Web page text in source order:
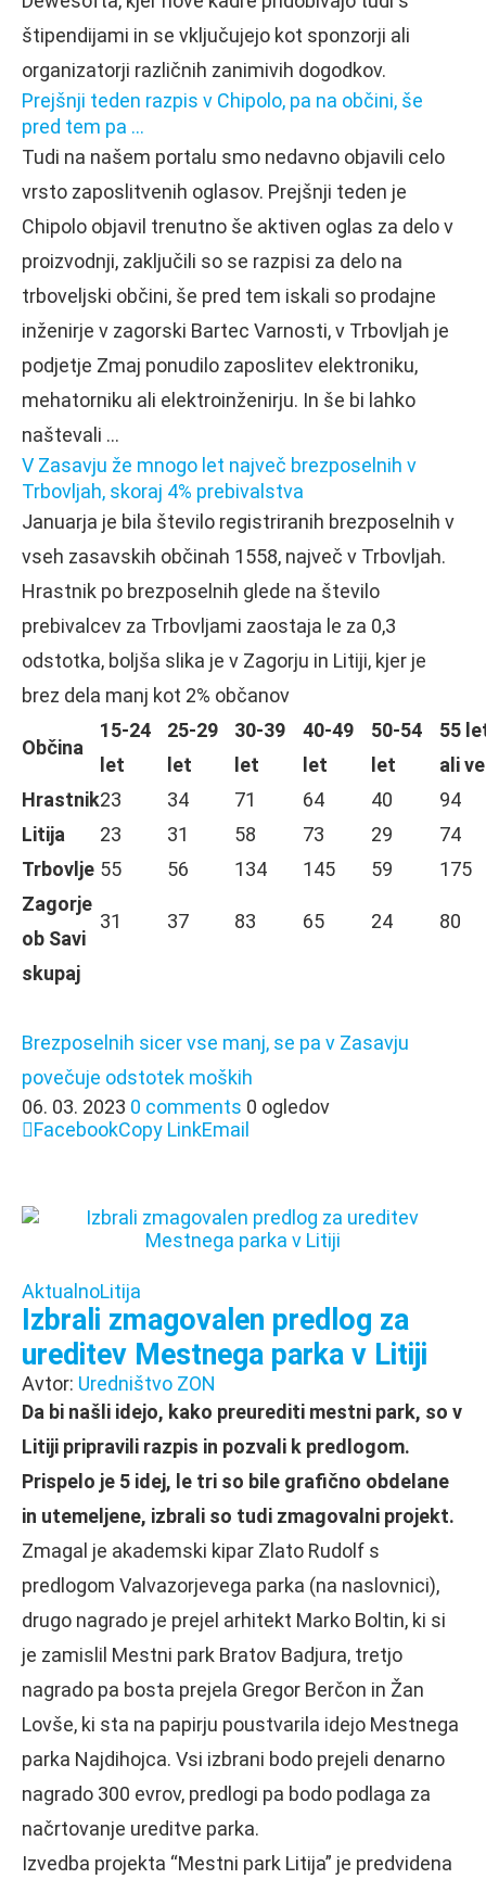
štipendijami in se vključujejo kot sponzorji ali
organizatorji različnih zanimivih dogodkov.
Prejšnji teden razpis v Chipolo, pa na občini, še
pred tem pa …
Tudi na našem portalu smo nedavno objavili celo
vrsto zaposlitvenih oglasov. Prejšnji teden je
Chipolo objavil trenutno še aktiven oglas za delo v
proizvodnji, zaključili so se razpisi za delo na
trboveljski občini, še pred tem iskali so prodajne
inženirje v zagorski Bartec Varnosti, v Trbovljah je
podjetje Zmaj ponudilo zaposlitev elektroniku,
mehatorniku ali elektroinženirju. In še bi lahko
naštevali …
V Zasavju že mnogo let največ brezposelnih v
Trbovljah, skoraj 4% prebivalstva
Januarja je bila število registriranih brezposelnih v
vseh zasavskih občinah 1558, največ v Trbovljah.
Hrastnik po brezposelnih glede na število
prebivalcev za Trbovljami zaostaja le za 0,3
odstotka, boljša slika je v Zagorju in Litiji, kjer je
brez dela manj kot 2% občanov
Občina
15-24
let
25-29
let
30-39
let
40-49
let
50-54
let
55
ali
Hrastnik23 34 71 64 40
94
Litija
23 31 58 73 29
74
Trbovlje 55 56 134 145 59
175
Zagorje
ob Savi
31 37 83 65 24 80
skupaj
Brezposelnih sicer vse manj, se pa v Zasavju
povečuje odstotek moških
06. 03. 2023 0 comments 0 ogledov
FacebookCopy LinkEmail
AktualnoLitija
Izbrali zmagovalen predlog za
ureditev Mestnega parka v Litiji
Avtor: Uredništvo ZON
Da bi našli idejo, kako preurediti mestni park, so v
Litiji pripravili razpis in pozvali k predlogom.
Prispelo je 5 idej, le tri so bile grafično obdelane
in utemeljene, izbrali so tudi zmagovalni projekt.
Zmagal je akademski kipar Zlato Rudolf s
predlogom Valvazorjevega parka (na naslovnici),
drugo nagrado je prejel arhitekt Marko Boltin, ki si
je zamislil Mestni park Bratov Badjura, tretjo
nagrado pa bosta prejela Gregor Berčon in Žan
Lovše, ki sta na papirju poustvarila idejo Mestnega
parka Najdihojca. Vsi izbrani bodo prejeli denarno
nagrado 300 evrov, predlogi pa bodo podlaga za
načrtovanje ureditve parka.
Izvedba projekta “Mestni park Litija” je predvidena